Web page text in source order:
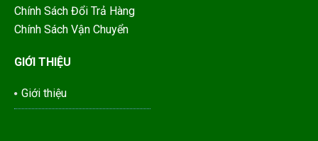
Chính Sách Đổi Trả Hàng
Chính Sách Vận Chuyển
GIỚI THIỆU
Giới thiệu